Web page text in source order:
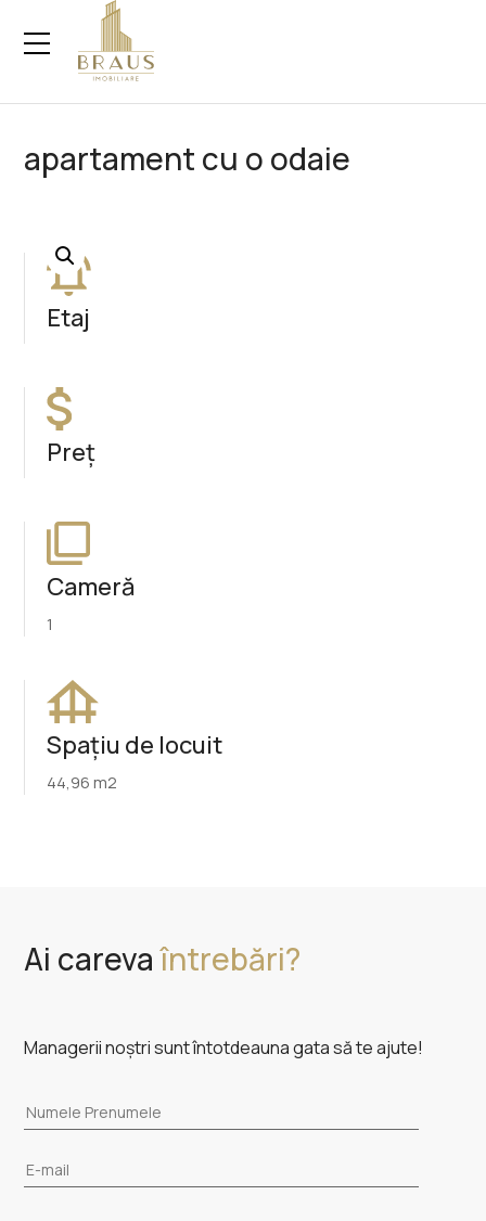
content
apartament cu o odaie
Etaj
Preț
Cameră
1
Spațiu de locuit
44,96 m2
Ai carevaîntrebări?
Managerii noștri sunt întotdeauna gata să te ajute!